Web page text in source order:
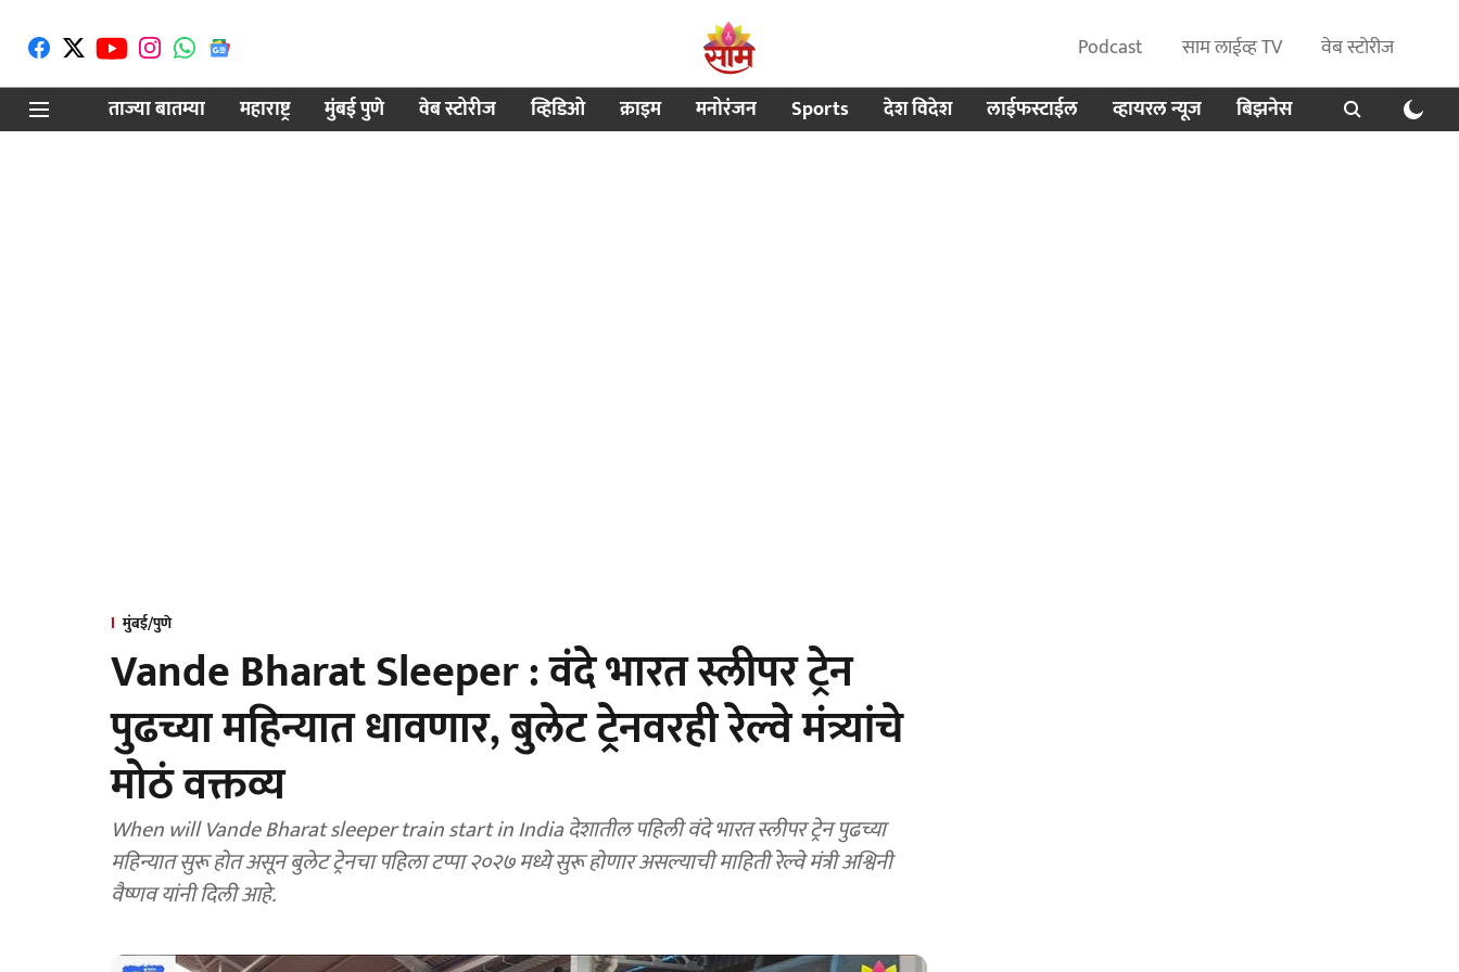
Podcast साम लाईव्ह TV
वेब स्टोरीज
ताज्या बातम्या
महाराष्ट्र मुंबई पुणे वेब स्टोरीज व्हिडिओ क्राइम मनोरंजन Sports देश विदेश लाईफस्टाईल व्हायरल न्यूज बिझनेस
मुंबई/पुणे
Vande Bharat Sleeper : वंदे भारत स्लीपर ट्रेन
पुढच्या महिन्यात धावणार, बुलेट ट्रेनवरही रेल्वे मंत्र्यांचे
मोठं वक्तव्य
When will Vande Bharat sleeper train start in India देशातील पहिली वंदे भारत स्लीपर ट्रेन पुढच्या
महिन्यात सुरू होत असून बुलेट ट्रेनचा पहिला टप्पा २०२७ मध्ये सुरू होणार असल्याची माहिती रेल्वे मंत्री अश्विनी
वैष्णव यांनी दिली आहे.